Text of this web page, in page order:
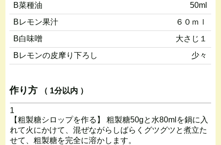
B菜種油
50ml
Bレモン果汁
６０ｍｌ
B白味噌
大さじ１
Bレモンの皮摩り下ろし
少々
作り方 （ 1分以内 ）
1
【粗製糖シロップを作る】 粗製糖50gと水80mlを鍋に入
れて火にかけて、混ぜながらしばらくグツグツと煮立た
せて、粗製糖を完全に溶かします。